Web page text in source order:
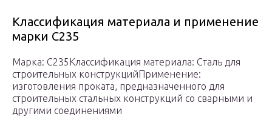
Классификация материала и применение
марки С235
Марка: С235Классификация материала: Сталь для
строительных конструкцийПрименение:
изготовления проката, предназначенного для
строительных стальных конструкций со сварными и
другими соединениями